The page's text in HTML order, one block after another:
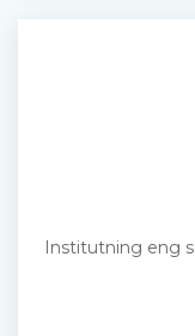
Institutning eng